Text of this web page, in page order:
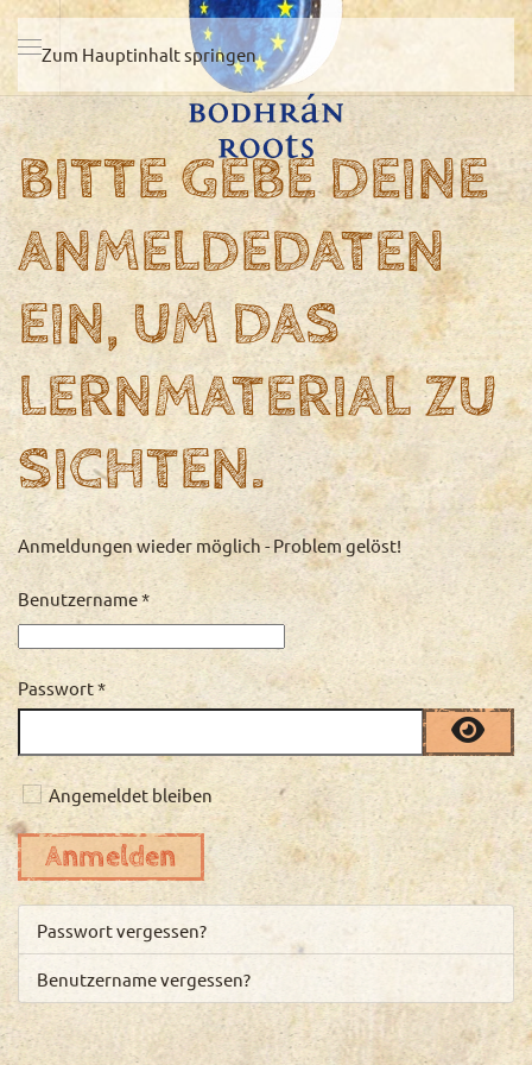
Zum Hauptinhalt springen
BITTE GEBE DEINE
ANMELDEDATEN
EIN, UM DAS
LERNMATERIAL ZU
SICHTEN.
Anmeldungen wieder möglich - Problem gelöst!
Benutzername*
Passwort*
Angemeldet bleiben
Anmelden
Passwort vergessen?
Benutzername vergessen?